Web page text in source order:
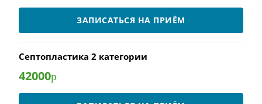
ЗАПИСАТЬСЯ НА ПРИЁМ
Септопластика 2 категории
42000р